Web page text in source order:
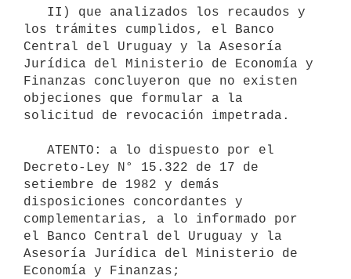
los trámites cumplidos, el Banco
Central del Uruguay y la Asesoría
Jurídica del Ministerio de Economía y
Finanzas concluyeron que no existen
objeciones que formular a la
solicitud de revocación impetrada.
Decreto-Ley N° 15.322 de 17 de
setiembre de 1982 y demás
disposiciones concordantes y
complementarias, a lo informado por
el Banco Central del Uruguay y la
Asesoría Jurídica del Ministerio de
Economía y Finanzas;